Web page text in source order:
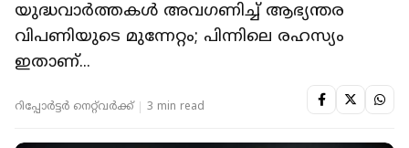
യുദ്ധവാർത്തകൾ അവഗണിച്ച് ആഭ്യന്തര
വിപണിയുടെ മുന്നേറ്റം; പിന്നിലെ രഹസ്യം
ഇതാണ്...
റിപ്പോർട്ടർ നെറ്റ്‌വര്‍ക്ക്‌ 3 min read